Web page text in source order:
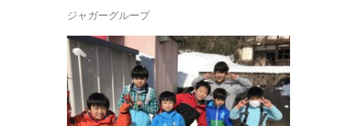
ジャガーグループ